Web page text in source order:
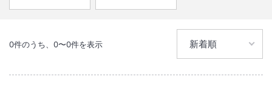
大浴場あり
0件のうち、 0〜0件を表示